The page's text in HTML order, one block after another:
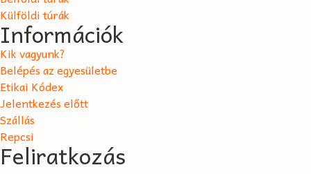
Külföldi túrák
Információk
Kik vagyunk?
Belépés az egyesületbe
Etikai Kódex
Jelentkezés előtt
Szállás
Repcsi
Feliratkozás